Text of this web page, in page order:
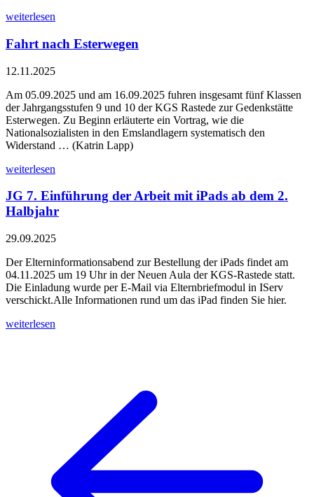
weiterlesen
Fahrt nach Esterwegen
12.11.2025
Am 05.09.2025 und am 16.09.2025 fuhren insgesamt fünf Klassen
der Jahrgangsstufen 9 und 10 der KGS Rastede zur Gedenkstätte
Esterwegen. Zu Beginn erläuterte ein Vortrag, wie die
Nationalsozialisten in den Emslandlagern systematisch den
Widerstand … (Katrin Lapp)
weiterlesen
JG 7. Einführung der Arbeit mit iPads ab dem 2.
Halbjahr
29.09.2025
Der Elterninformationsabend zur Bestellung der iPads findet am
04.11.2025 um 19 Uhr in der Neuen Aula der KGS-Rastede statt.
Die Einladung wurde per E-Mail via Elternbriefmodul in IServ
verschickt.Alle Informationen rund um das iPad finden Sie hier.
weiterlesen